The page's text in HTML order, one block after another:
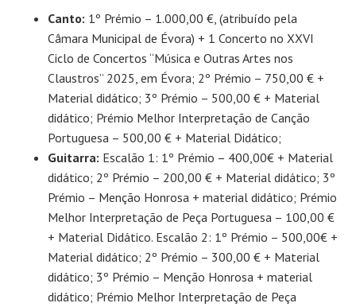
Canto: 1º Prémio – 1.000,00 €, (atribuído pela
Câmara Municipal de Évora) + 1 Concerto no XXVI
Ciclo de Concertos “Música e Outras Artes nos
Claustros” 2025, em Évora; 2º Prémio – 750,00 € +
Material didático; 3º Prémio – 500,00 € + Material
didático; Prémio Melhor Interpretação de Canção
Portuguesa – 500,00 € + Material Didático;
Guitarra: Escalão 1: 1º Prémio – 400,00€ + Material
didático; 2º Prémio – 200,00 € + Material didático; 3º
Prémio – Menção Honrosa + material didático; Prémio
Melhor Interpretação de Peça Portuguesa – 100,00 €
+ Material Didático. Escalão 2: 1º Prémio – 500,00€ +
Material didático; 2º Prémio – 300,00 € + Material
didático; 3º Prémio – Menção Honrosa + material
didático; Prémio Melhor Interpretação de Peça